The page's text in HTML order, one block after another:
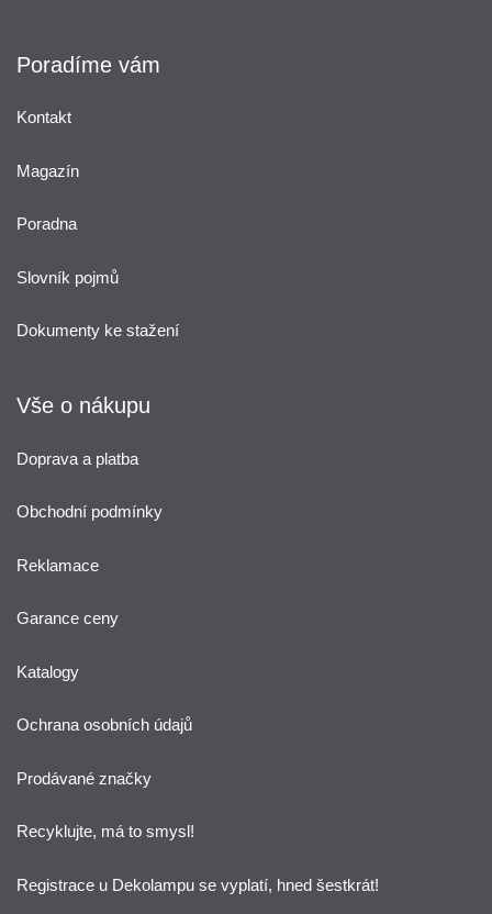
Poradíme vám
Kontakt
Magazín
Poradna
Slovník pojmů
Dokumenty ke stažení
Vše o nákupu
Doprava a platba
Obchodní podmínky
Reklamace
Garance ceny
Katalogy
Ochrana osobních údajů
Prodávané značky
Recyklujte, má to smysl!
Registrace u Dekolampu se vyplatí, hned šestkrát!